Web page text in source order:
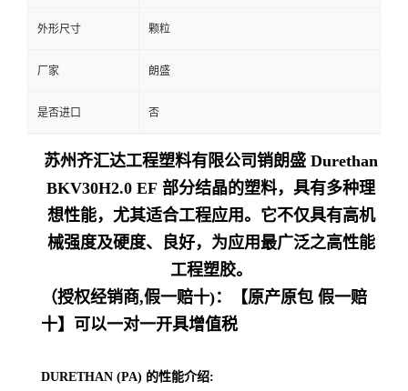
言
外形尺寸 颗粒
厂家 朗盛
是否进口 否
苏州齐汇达工程塑料有限公司销朗盛 Durethan
BKV30H2.0 EF 部分结晶的塑料，具有多种理
想性能，尤其适合工程应用。它不仅具有高机
械强度及硬度、良好，为应用最广泛之高性能
工程塑胶。
（授权经销商,假一赔十)：【原产原包 假一赔
十】可以一对一开具增值税
DURETHAN (PA) 的性能介绍: